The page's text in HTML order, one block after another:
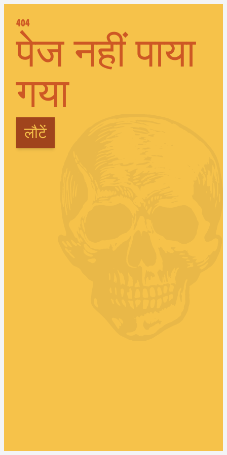
404
पेज नहीं पाया
गया
लौटें